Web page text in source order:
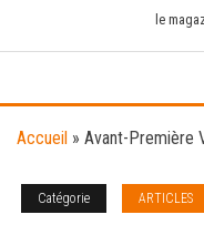
le
Accueil » Avant-Première
Catégorie ARTICLES